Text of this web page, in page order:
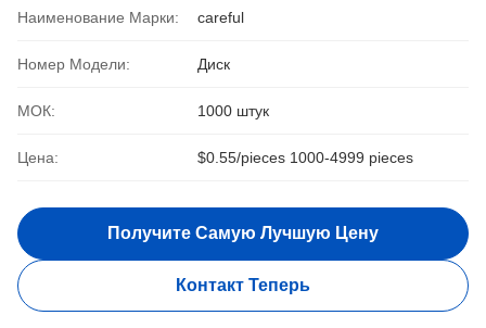
Наименование Марки: careful
Номер Модели: Диск
МОК: 1000 штук
Цена: $0.55/pieces 1000-4999 pieces
Получите Самую Лучшую Цену
Контакт Теперь